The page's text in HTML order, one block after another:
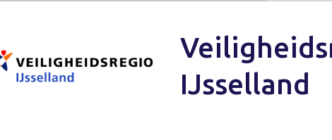
IJsselland